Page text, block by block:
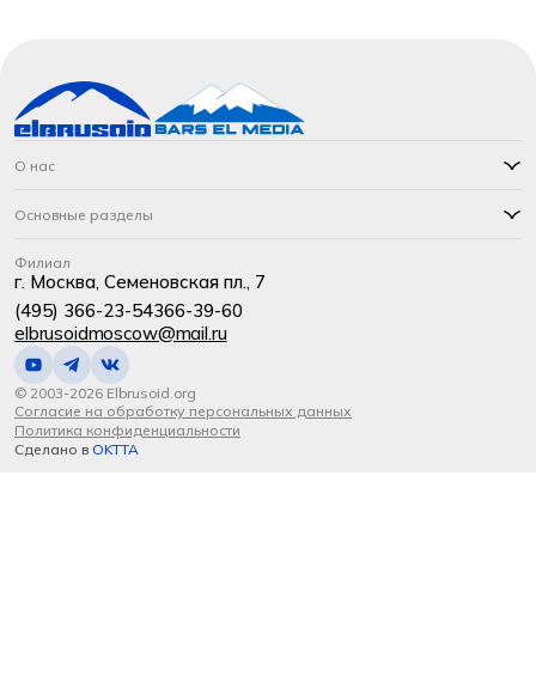
О нас
Основные разделы
Филиал
г. Москва, Семеновская пл., 7
(495) 366-23-54366-39-60
elbrusoidmoscow@mail.ru
© 2003-2026 Elbrusoid.org
Согласие на обработку персональных данных
Политика конфиденциальности
Сделано в OKTTA